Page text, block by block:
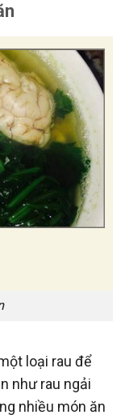
loại rau để
như rau ngải
nhiều món ăn